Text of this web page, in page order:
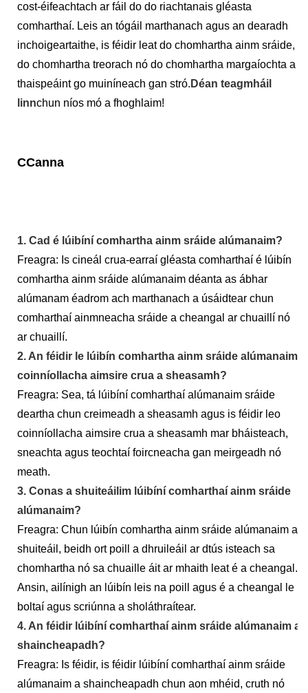
cost-éifeachtach ar fáil do do riachtanais gléasta
comharthaí. Leis an tógáil marthanach agus an dearadh
inchoigeartaithe, is féidir leat do chomhartha ainm sráide,
do chomhartha treorach nó do chomhartha margaíochta a
thaispeáint go muiníneach gan stró. Déan teagmháil
linnchun níos mó a fhoghlaim!
CCanna
1. Cad é lúibíní comhartha ainm sráide alúmanaim?
Freagra: Is cineál crua-earraí gléasta comharthaí é lúibín
comhartha ainm sráide alúmanaim déanta as ábhar
alúmanam éadrom ach marthanach a úsáidtear chun
comharthaí ainmneacha sráide a cheangal ar chuaillí nó
ar chuaillí.
2. An féidir le lúibín comhartha ainm sráide alúmanaim
coinníollacha aimsire crua a sheasamh?
Freagra: Sea, tá lúibíní comharthaí alúmanaim sráide
deartha chun creimeadh a sheasamh agus is féidir leo
coinníollacha aimsire crua a sheasamh mar bháisteach,
sneachta agus teochtaí foircneacha gan meirgeadh nó
meath.
3. Conas a shuiteáilim lúibíní comharthaí ainm sráide
alúmanaim?
Freagra: Chun lúibín comhartha ainm sráide alúmanaim a
shuiteáil, beidh ort poill a dhruileáil ar dtús isteach sa
chomhartha nó sa chuaille áit ar mhaith leat é a cheangal.
Ansin, ailínigh an lúibín leis na poill agus é a cheangal le
boltaí agus scriúnna a sholáthraítear.
4. An féidir lúibíní comharthaí ainm sráide alúmanaim a
shaincheapadh?
Freagra: Is féidir, is féidir lúibíní comharthaí ainm sráide
alúmanaim a shaincheapadh chun aon mhéid, cruth nó